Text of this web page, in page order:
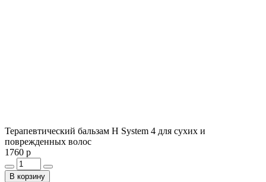
Терапевтический бальзам Н System 4 для сухих и
поврежденных волос
1760 р
В корзину